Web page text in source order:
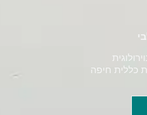
כללית חיפה